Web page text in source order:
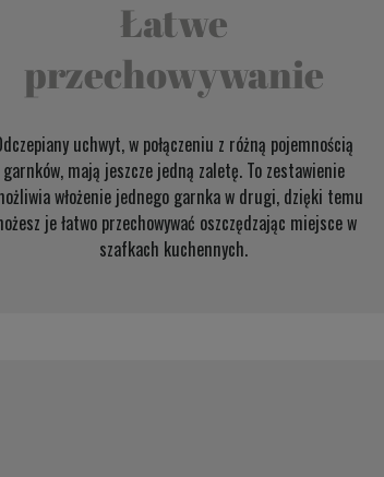
Łatwe
przechowywanie
uchwyt, w połączeniu z różną pojemnością
garnków, mają jeszcze jedną zaletę. To zestawienie
włożenie jednego garnka w drugi, dzięki temu
je łatwo przechowywać oszczędzając miejsce w
szafkach kuchennych.